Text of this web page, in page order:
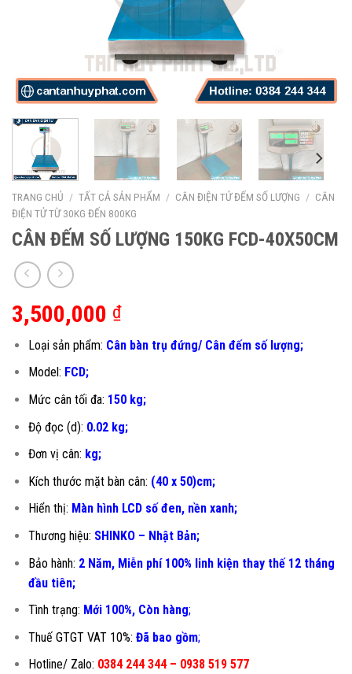
TRANG CHỦ / TẤT CẢ SẢN PHẨM / CÂN ĐIỆN TỬ ĐẾM SỐ LƯỢNG / CÂN
ĐIỆN TỬ TỪ 30KG ĐẾN 800KG
CÂN ĐẾM SỐ LƯỢNG 150KG FCD-40X50CM
3,500,000 ₫
Loại sản phẩm: Cân bàn trụ đứng/ Cân đếm số lượng;
Model: FCD;
Mức cân tối đa: 150 kg;
Độ đọc (d): 0.02 kg;
Đơn vị cân: kg;
Kích thước mặt bàn cân: (40 x 50)cm;
Hiển thị: Màn hình LCD số đen, nền xanh;
Thương hiệu: SHINKO – Nhật Bản;
Bảo hành: 2 Năm, Miễn phí 100% linh kiện thay thế 12 tháng
đầu tiên;
Tình trạng: Mới 100%, Còn hàng;
Thuế GTGT VAT 10%: Đã bao gồm;
Hotline/ Zalo: 0384 244 344 – 0938 519 577